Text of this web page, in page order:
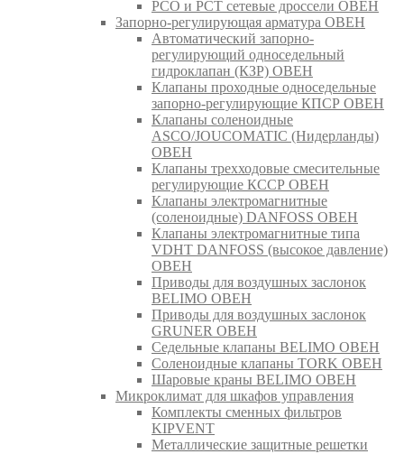
РСО и РСТ сетевые дроссели ОВЕН
Запорно-регулирующая арматура ОВЕН
Автоматический запорно-
регулирующий односедельный
гидроклапан (КЗР) ОВЕН
Клапаны проходные односедельные
запорно-регулирующие КПСР ОВЕН
Клапаны соленоидные
ASCO/JOUCOMATIC (Нидерланды)
ОВЕН
Клапаны трехходовые смесительные
регулирующие КССР ОВЕН
Клапаны электромагнитные
(соленоидные) DANFOSS ОВЕН
Клапаны электромагнитные типа
VDHT DANFOSS (высокое давление)
ОВЕН
Приводы для воздушных заслонок
BELIMO ОВЕН
Приводы для воздушных заслонок
GRUNER ОВЕН
Седельные клапаны BELIMO ОВЕН
Соленоидные клапаны TORK ОВЕН
Шаровые краны BELIMO ОВЕН
Микроклимат для шкафов управления
Комплекты сменных фильтров
KIPVENT
Металлические защитные решетки